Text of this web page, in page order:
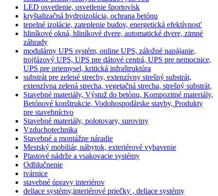
LED osvetlenie, osvetlenie športovísk
kryštalizačná hydroizolácia, ochrana betónu
tepelné izolácie, zateplenie budov, energetická efektívnosť
hliníkové okná, hliníkové dvere, automatické dvere, zimné
záhrady
modulárny UPS systém, online UPS, záložné napájanie,
trojfázový UPS, UPS pre dátové centrá, UPS pre nemocnice,
UPS pre priemysel, kritická infraštruktúra
substrát pre zelené strechy, extenzívny strešný substrát,
extenzívna zelená strecha, vegetačná strecha, strešný substrát,
Stavebné materiály, Výstuž do betónu, Kompozitné materiály,
Betónové konštrukcie, Vodohospodárske stavby, Produkty
pre stavebníctvo
Stavebné materiály, polotovary, suroviny
Vzduchotechnika
Stavebné a montážne náradie
Mestský mobiliár, nábytok, exteriérové vybavenie
Plastové nádrže a vsakovacie systémy
Odhlučnenie
tvárnice
stavebné úpravy interiérov
deliace systémy,interiérové priečky , deliace systémy